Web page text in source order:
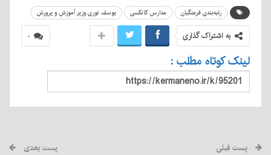
رتبه‌بندی فرهنگیان مدارس کانکسی یوسف نوری وزیر آموزش و پرورش
۰ به اشتراک گذاری
لینک کوتاه مطلب :
پست قبلی پست بعدی